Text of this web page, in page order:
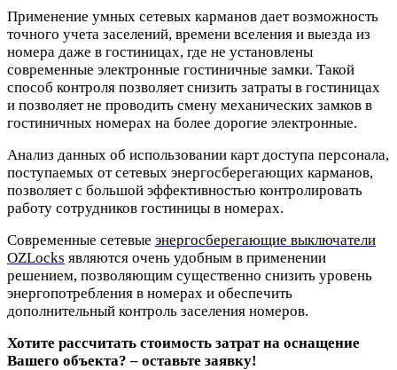
Применение умных сетевых карманов дает возможность
точного учета заселений, времени вселения и выезда из
номера даже в гостиницах, где не установлены
современные электронные гостиничные замки. Такой
способ контроля позволяет снизить затраты в гостиницах
и позволяет не проводить смену механических замков в
гостиничных номерах на более дорогие электронные.
Анализ данных об использовании карт доступа персонала,
поступаемых от сетевых энергосберегающих карманов,
позволяет с большой эффективностью контролировать
работу сотрудников гостиницы в номерах.
Современные сетевые энергосберегающие выключатели
OZLocks являются очень удобным в применении
решением, позволяющим существенно снизить уровень
энергопотребления в номерах и обеспечить
дополнительный контроль заселения номеров.
Хотите рассчитать стоимость затрат на оснащение
Вашего объекта? – оставьте заявку!